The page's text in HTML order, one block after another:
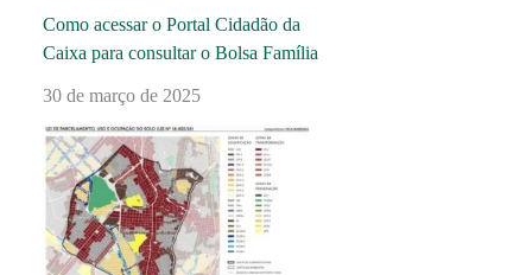
Como acessar o Portal Cidadão da
Caixa para consultar o Bolsa Família
30 de março de 2025